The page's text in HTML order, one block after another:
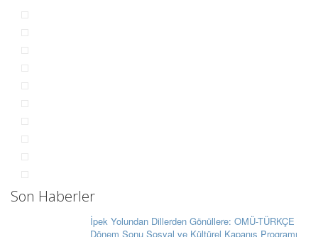
Son Haberler
İpek Yolundan Dillerden Gönüllere: OMÜ-TÜRKÇE
Dönem Sonu Sosyal ve Kültürel Kapanış Programı